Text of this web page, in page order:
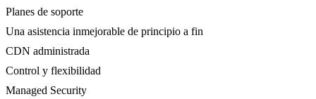
Planes de soporte
Una asistencia inmejorable de principio a fin
CDN administrada
Control y flexibilidad
Managed Security